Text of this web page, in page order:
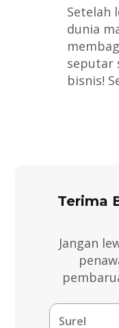
Setelah
dunia
seputar
bisnis!
Terima
Jangan